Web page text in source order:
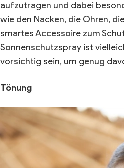
aufzutragen und dabei
wie den Nacken, die Ohren,
smartes Accessoire zum
Sonnenschutzspray ist
vorsichtig sein, um genug
Tönung